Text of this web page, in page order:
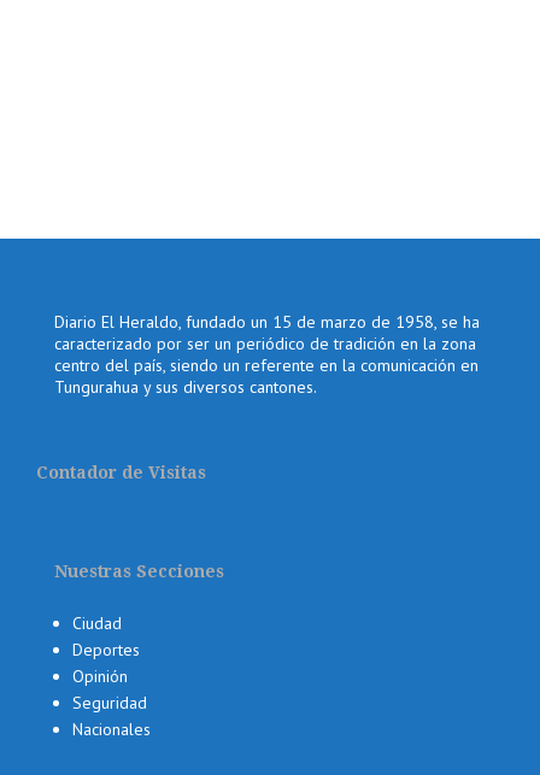
Diario El Heraldo, fundado un 15 de marzo de 1958, se ha
caracterizado por ser un periódico de tradición en la zona
centro del país, siendo un referente en la comunicación en
Tungurahua y sus diversos cantones.
Contador de Visitas
Nuestras Secciones
Ciudad
Deportes
Opinión
Seguridad
Nacionales